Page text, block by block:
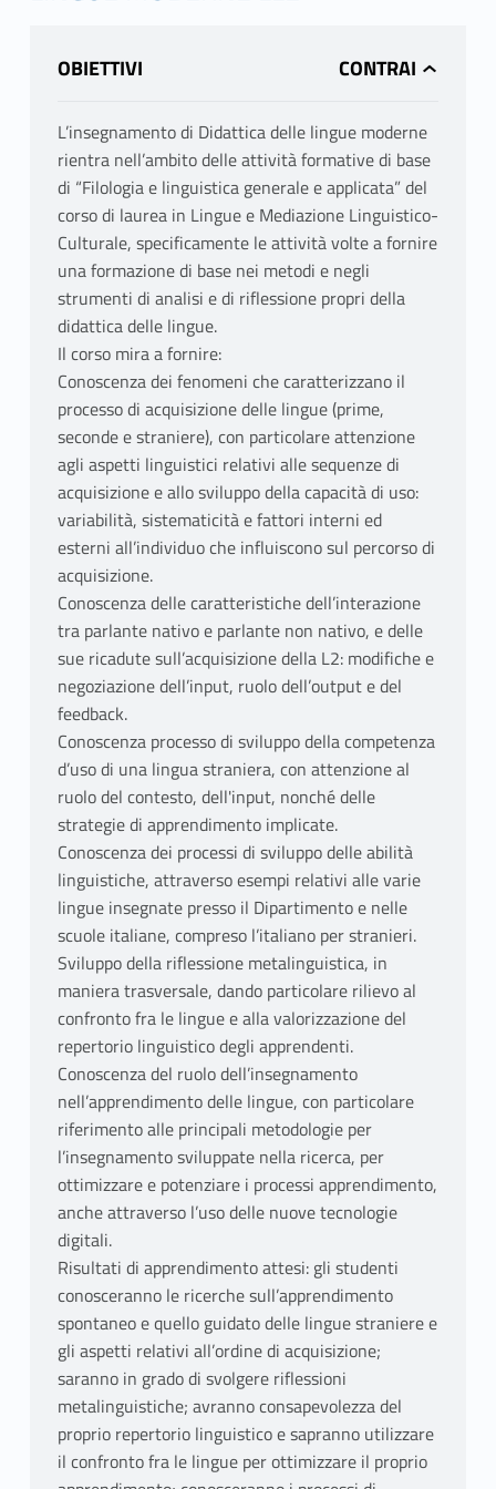
OBIETTIVI
L’insegnamento di Didattica delle lingue moderne
rientra nell’ambito delle attività formative di base
di “Filologia e linguistica generale e applicata” del
corso di laurea in Lingue e Mediazione Linguistico-
Culturale, specificamente le attività volte a fornire
una formazione di base nei metodi e negli
strumenti di analisi e di riflessione propri della
didattica delle lingue.
Il corso mira a fornire:
Conoscenza dei fenomeni che caratterizzano il
processo di acquisizione delle lingue (prime,
seconde e straniere), con particolare attenzione
agli aspetti linguistici relativi alle sequenze di
acquisizione e allo sviluppo della capacità di uso:
variabilità, sistematicità e fattori interni ed
esterni all’individuo che influiscono sul percorso di
acquisizione.
Conoscenza delle caratteristiche dell’interazione
tra parlante nativo e parlante non nativo, e delle
sue ricadute sull’acquisizione della L2: modifiche e
negoziazione dell’input, ruolo dell’output e del
feedback.
Conoscenza processo di sviluppo della competenza
d’uso di una lingua straniera, con attenzione al
ruolo del contesto, dell'input, nonché delle
strategie di apprendimento implicate.
Conoscenza dei processi di sviluppo delle abilità
linguistiche, attraverso esempi relativi alle varie
lingue insegnate presso il Dipartimento e nelle
scuole italiane, compreso l’italiano per stranieri.
Sviluppo della riflessione metalinguistica, in
maniera trasversale, dando particolare rilievo al
confronto fra le lingue e alla valorizzazione del
repertorio linguistico degli apprendenti.
Conoscenza del ruolo dell’insegnamento
nell’apprendimento delle lingue, con particolare
riferimento alle principali metodologie per
l’insegnamento sviluppate nella ricerca, per
ottimizzare e potenziare i processi apprendimento,
anche attraverso l’uso delle nuove tecnologie
digitali.
Risultati di apprendimento attesi: gli studenti
conosceranno le ricerche sull’apprendimento
spontaneo e quello guidato delle lingue straniere e
gli aspetti relativi all’ordine di acquisizione;
saranno in grado di svolgere riflessioni
metalinguistiche; avranno consapevolezza del
proprio repertorio linguistico e sapranno utilizzare
il confronto fra le lingue per ottimizzare il proprio